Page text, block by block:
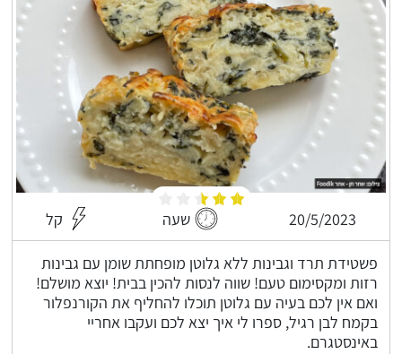
20/5/2023 שעה קל
פשטידת תרד וגבינות ללא גלוטן מופחתת שומן עם גבינות
רזות ומקסימום טעם! שווה לנסות להכין בבית! יוצא מושלם!
ואם אין לכם בעיה עם גלוטן תוכלו להחליף את הקורנפלור
בקמח לבן רגיל, ספרו לי איך יצא לכם ועקבו אחריי
באינסטגרם.